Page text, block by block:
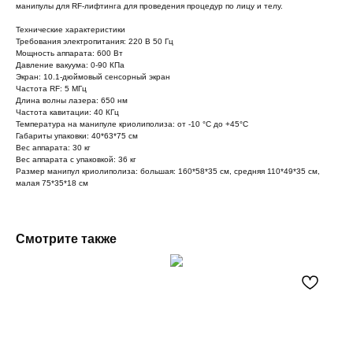
манипулы для RF-лифтинга для проведения процедур по лицу и телу.
Технические характеристики
Требования электропитания: 220 В 50 Гц
Мощность аппарата: 600 Вт
Давление вакуума: 0-90 КПа
Экран: 10.1-дюймовый сенсорный экран
Частота RF: 5 МГц
Длина волны лазера: 650 нм
Частота кавитации: 40 КГц
Температура на манипуле криолиполиза: от -10 °C до +45°C
Габариты упаковки: 40*63*75 см
Вес аппарата: 30 кг
Вес аппарата с упаковкой: 36 кг
Размер манипул криолиполиза: большая: 160*58*35 см, средняя 110*49*35 см,
малая 75*35*18 см
Смотрите также